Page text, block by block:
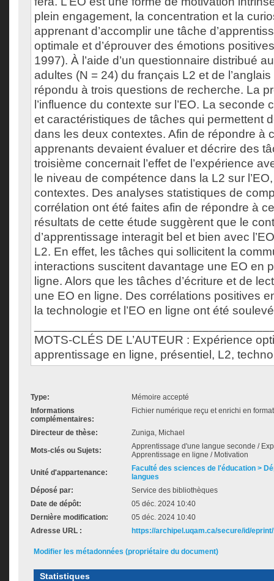
plein engagement, la concentration et la
apprenant d’accomplir une tâche
optimale et d’éprouver des émotions
1997). À l’aide d’un questionnaire distribué
adultes (N = 24) du français L2 et de
répondu à trois questions de recherche. La
l’influence du contexte sur l’EO. La seconde
et caractéristiques de tâches qui permettent
dans les deux contextes. Afin de répondre à
apprenants devaient évaluer et décrire des
troisième concernait l’effet de l’expérience
le niveau de compétence dans la L2 sur
contextes. Des analyses statistiques de
corrélation ont été faites afin de répondre à
résultats de cette étude suggèrent que le
d’apprentissage interagit bel et bien avec
L2. En effet, les tâches qui sollicitent la
interactions suscitent davantage une EO en
ligne. Alors que les tâches d’écriture et de
une EO en ligne. Des corrélations positives
la technologie et l’EO en ligne ont été
MOTS-CLÉS DE L’AUTEUR : Expérience
apprentissage en ligne, présentiel, L2,
Type:
Mémoire accepté
Informations
complémentaires:
Fichier numérique reçu et enrichi en
Directeur de thèse: Zuniga, Michael
Mots-clés ou Sujets:
Apprentissage d'une langue seconde /
Apprentissage en ligne / Motivation
Unité d'appartenance:
Faculté des sciences de l'éducation >
langues
Déposé par:
Service des bibliothèques
Date de dépôt:
05 déc. 2024 10:40
Dernière modification:
05 déc. 2024 10:40
Adresse URL :
https://archipel.uqam.ca/secure/id/
Modifier les métadonnées (propriétaire du document)
Statistiques